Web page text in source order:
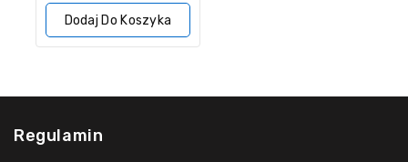
5
Dodaj Do Koszyka
Regulamin